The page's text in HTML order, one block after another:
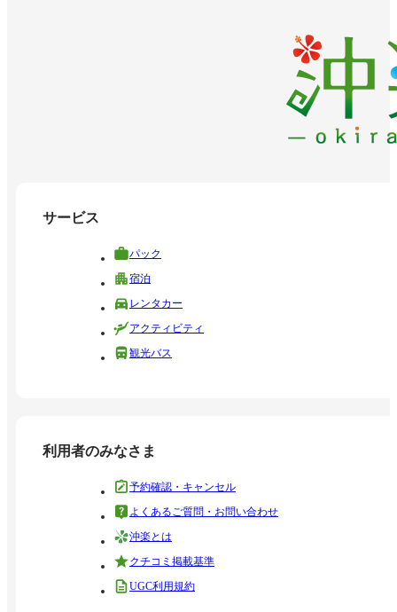
サービス
パック
宿泊
レンタカー
アクティビティ
観光バス
利用者のみなさま
予約確認・キャンセル
よくあるご質問・お問い合わせ
沖楽とは
クチコミ掲載基準
UGC利用規約